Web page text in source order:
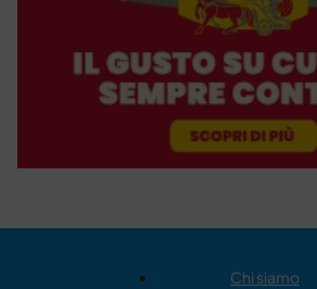
Chi siamo